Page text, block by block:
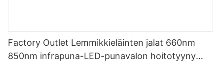
Factory Outlet Lemmikkieläinten jalat 660nm
850nm infrapuna-LED-punavalon hoitotyyny